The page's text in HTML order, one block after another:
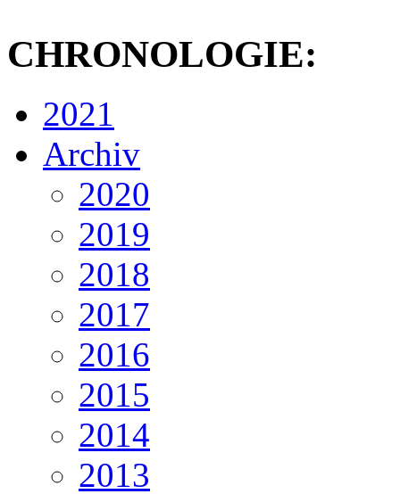
CHRONOLOGIE:
2021
Archiv
2020
2019
2018
2017
2016
2015
2014
2013